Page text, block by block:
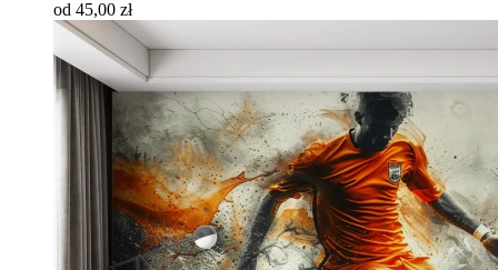
od 45,00 zł